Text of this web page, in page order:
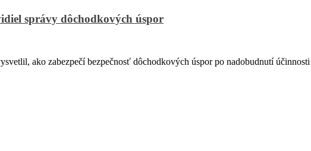
správy dôchodkových úspor
ako zabezpečí bezpečnosť dôchodkových úspor po nadobudnutí